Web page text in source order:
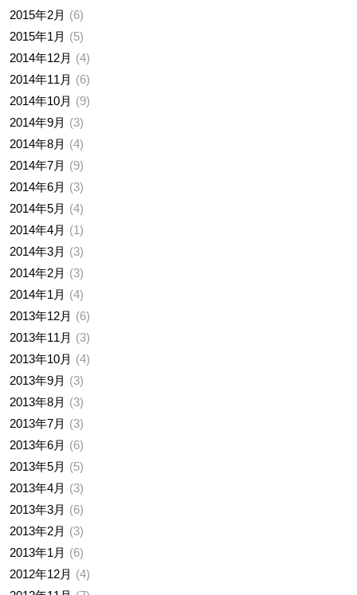
2015年2月
6
2015年1月
5
2014年12月
4
2014年11月
6
2014年10月
9
2014年9月
3
2014年8月
4
2014年7月
9
2014年6月
3
2014年5月
4
2014年4月
1
2014年3月
3
2014年2月
3
2014年1月
4
2013年12月
6
2013年11月
3
2013年10月
4
2013年9月
3
2013年8月
3
2013年7月
3
2013年6月
6
2013年5月
5
2013年4月
3
2013年3月
6
2013年2月
3
2013年1月
6
2012年12月
4